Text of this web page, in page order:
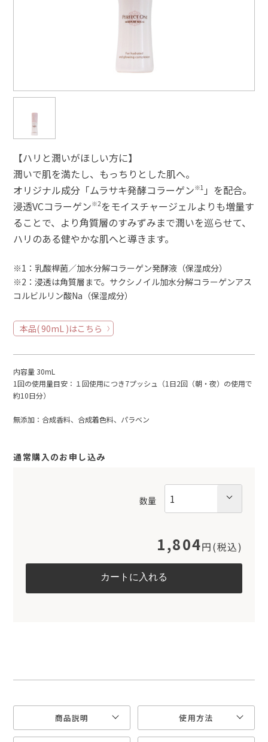
【ハリと潤いがほしい方に】
潤いで肌を満たし、もっちりとした肌へ。
オリジナル成分「ムラサキ発酵コラーゲン※1 」を配合。
浸透VCコラーゲン※2をモイスチャージェルよりも増量す
ることで、より角質層のすみずみまで潤いを巡らせて、
ハリのある健やかな肌へと導きます。
※1：乳酸桿菌／加水分解コラーゲン発酵液（保湿成分）
※2：浸透は角質層まで。サクシノイル加水分解コラーゲンアス
コルビルリン酸Na（保湿成分）
本品( 90mL )はこちら
内容量 30mL
1回の使用量目安：１回使用につき7プッシュ（1日2回（朝・夜）の使用で
約10日分）
無添加：合成香料、合成着色料、パラベン
通常購入のお申し込み
数量
1,804円(税込)
商品説明 使用方法